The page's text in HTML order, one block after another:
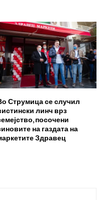
Струмица се случил
линч врз
посочени
на газдата на
Здравец